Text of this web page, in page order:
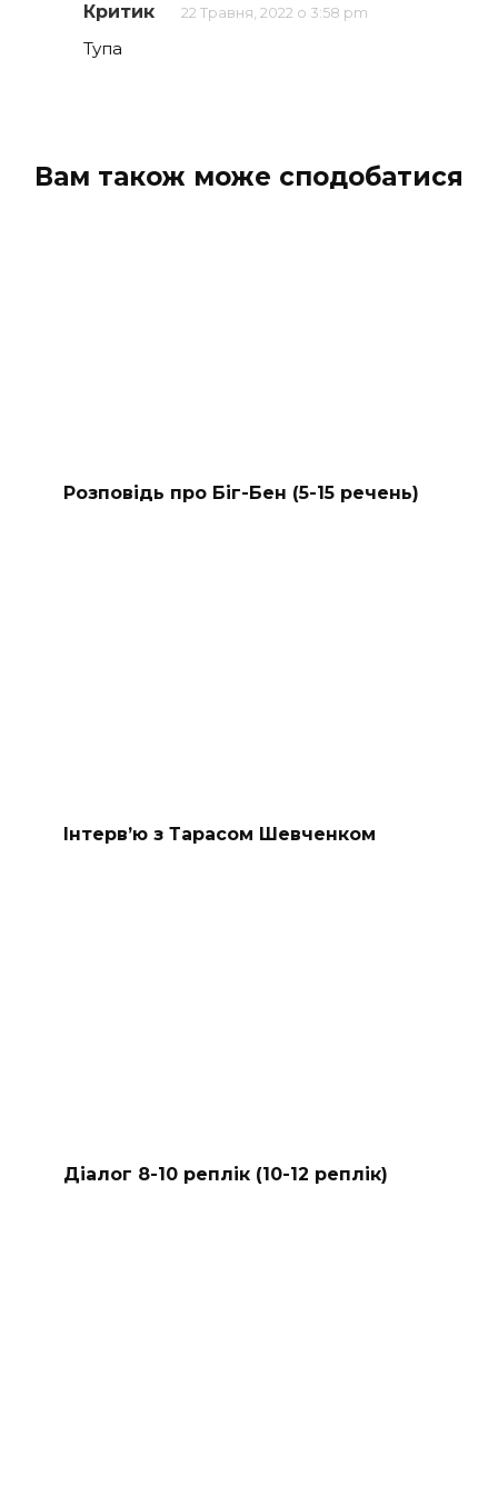
Критик 22 Травня, 2022 о 3:58 pm
Тупа
Вам також може сподобатися
Розповідь про Біг-Бен (5-15 речень)
Інтерв’ю з Тарасом Шевченком
Діалог 8-10 реплік (10-12 реплік)